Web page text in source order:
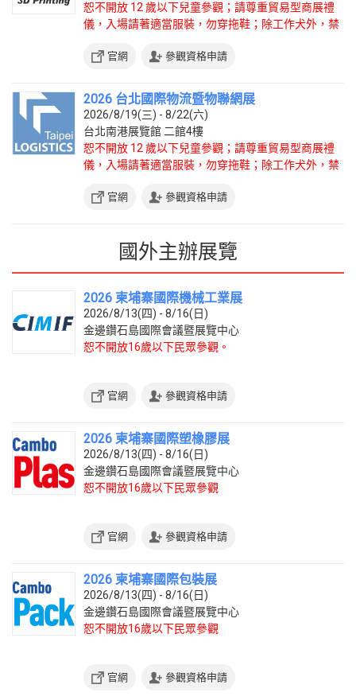
恕不開放 12 歲以下兒童參觀；請尊重貿易型商展禮
儀，入場請著適當服裝，勿穿拖鞋；除工作犬外，禁
官網 參觀資格申請
2026 台北國際物流暨物聯網展
2026/8/19(三) - 8/22(六)
台北南港展覽館 二館4樓
恕不開放 12 歲以下兒童參觀；請尊重貿易型商展禮
儀，入場請著適當服裝，勿穿拖鞋；除工作犬外，禁
官網 參觀資格申請
國外主辦展覽
2026 柬埔寨國際機械工業展
2026/8/13(四) - 8/16(日)
金邊鑽石島國際會議暨展覽中心
恕不開放16歲以下民眾參觀。
官網 參觀資格申請
2026 柬埔寨國際塑橡膠展
2026/8/13(四) - 8/16(日)
金邊鑽石島國際會議暨展覽中心
恕不開放16歲以下民眾參觀
官網 參觀資格申請
2026 柬埔寨國際包裝展
2026/8/13(四) - 8/16(日)
金邊鑽石島國際會議暨展覽中心
恕不開放16歲以下民眾參觀
官網 參觀資格申請